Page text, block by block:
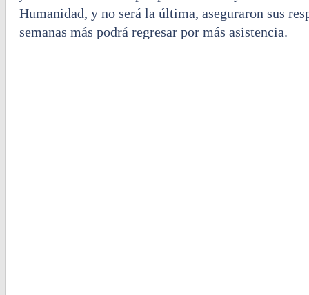
Humanidad, y no será la última, aseguraron sus
semanas más podrá regresar por más asistencia.